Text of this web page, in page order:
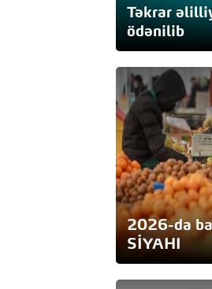
Təkrar
ödənilib
2026-da
SİYAHI